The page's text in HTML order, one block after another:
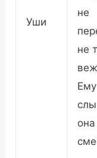
Уши
не
не
она